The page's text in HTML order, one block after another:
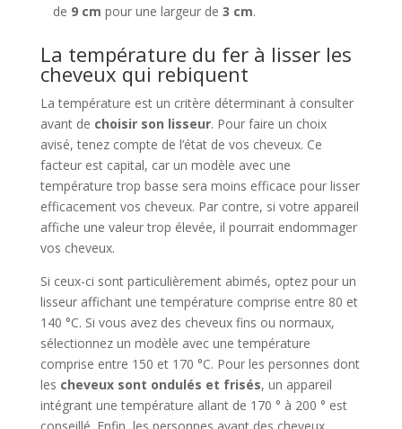
de 9 cm pour une largeur de 3 cm.
La température du fer à lisser les
cheveux qui rebiquent
La température est un critère déterminant à consulter
avant de choisir son lisseur. Pour faire un choix
avisé, tenez compte de l’état de vos cheveux. Ce
facteur est capital, car un modèle avec une
température trop basse sera moins efficace pour lisser
efficacement vos cheveux. Par contre, si votre appareil
affiche une valeur trop élevée, il pourrait endommager
vos cheveux.
Si ceux-ci sont particulièrement abimés, optez pour un
lisseur affichant une température comprise entre 80 et
140 °C. Si vous avez des cheveux fins ou normaux,
sélectionnez un modèle avec une température
comprise entre 150 et 170 °C. Pour les personnes dont
les cheveux sont ondulés et frisés, un appareil
intégrant une température allant de 170 ° à 200 ° est
conseillé. Enfin, les personnes ayant des cheveux